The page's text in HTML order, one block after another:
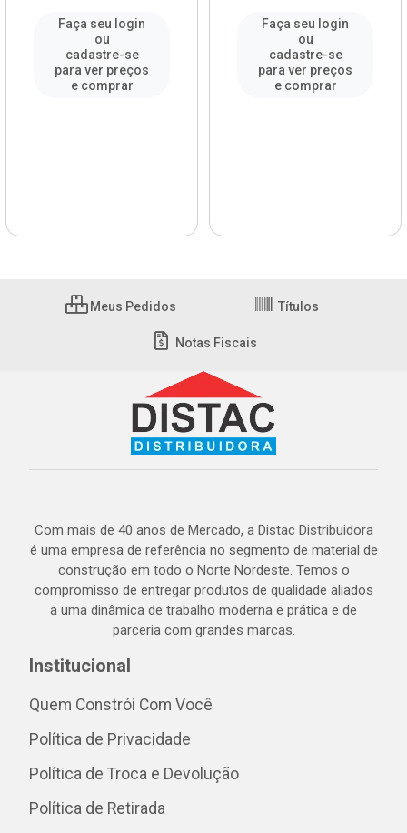
Faça seu login
ou
cadastre-se
para ver preços
e comprar
Faça seu login
ou
cadastre-se
para ver preços
e comprar
Meus Pedidos Títulos
Notas Fiscais
Com mais de 40 anos de Mercado, a Distac Distribuidora
é uma empresa de referência no segmento de material de
construção em todo o Norte Nordeste. Temos o
compromisso de entregar produtos de qualidade aliados
a uma dinâmica de trabalho moderna e prática e de
parceria com grandes marcas.
Institucional
Quem Constrói Com Você
Política de Privacidade
Política de Troca e Devolução
Política de Retirada